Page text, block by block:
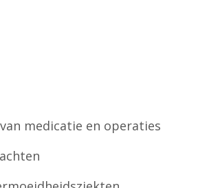
medicatie en operaties